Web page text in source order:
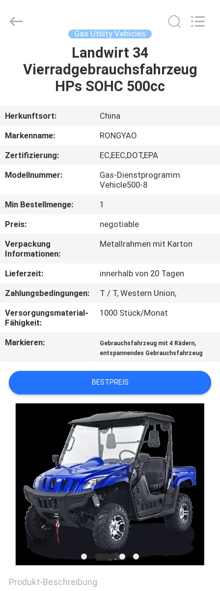
PRODUKTE
ÜBER
UNS
FABRIK-
AUSFLUG
QUALITÄTSKONTROLLE
TRETEN
SIE
MIT
UNS
IN
VERBINDUNG
SIE
EIN
ZITAT
DATENSCHUTZRICHTLINIE
Co.,Ltd.
Gas Utility Vehicles
Landwirt 34
Vierradgebrauchsfahrzeug
HPs SOHC 500cc
Herkunftsort:
China
Markenname:
RONGYAO
Zertifizierung:
EC,EEC,DOT,EPA
Modellnummer:
Gas-Dienstprogramm
Vehicle500-8
Min Bestellmenge:
1
Preis:
negotiable
Verpackung
Informationen:
Metallrahmen mit Karton
Lieferzeit:
innerhalb von 20 Tagen
Zahlungsbedingungen:
T / T, Western Union,
Versorgungsmaterial-
Fähigkeit:
1000 Stück/Monat
Markieren: Gebrauchsfahrzeug mit 4 Rädern,
entspannendes Gebrauchsfahrzeug
BESTPREIS
Produkt-Beschreibung